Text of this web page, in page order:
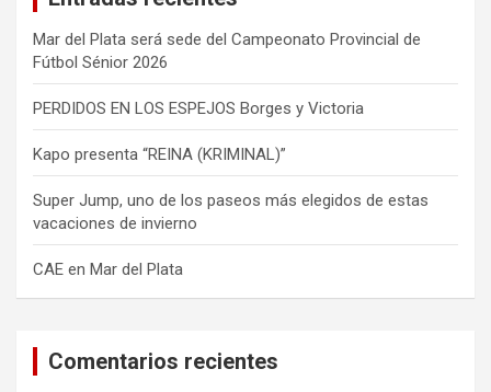
Mar del Plata será sede del Campeonato Provincial de
Fútbol Sénior 2026
PERDIDOS EN LOS ESPEJOS Borges y Victoria
Kapo presenta “REINA (KRIMINAL)”
Super Jump, uno de los paseos más elegidos de estas
vacaciones de invierno
CAE en Mar del Plata
Comentarios recientes